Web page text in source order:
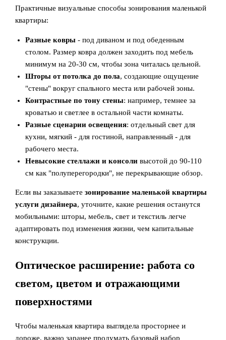
Практичные визуальные способы зонирования маленькой
квартиры:
Разные ковры - под диваном и под обеденным
столом. Размер ковра должен заходить под мебель
минимум на 20-30 см, чтобы зона читалась цельной.
Шторы от потолка до пола, создающие ощущение
"стены" вокруг спального места или рабочей зоны.
Контрастные по тону стены: например, темнее за
кроватью и светлее в остальной части комнаты.
Разные сценарии освещения: отдельный свет для
кухни, мягкий - для гостиной, направленный - для
рабочего места.
Невысокие стеллажи и консоли высотой до 90-110
см как "полуперегородки", не перекрывающие обзор.
Если вы заказываетезонирование маленькой квартиры
услуги дизайнера, уточните, какие решения останутся
мобильными: шторы, мебель, свет и текстиль легче
адаптировать под изменения жизни, чем капитальные
конструкции.
Оптическое расширение: работа со
светом, цветом и отражающими
поверхностями
Чтобы маленькая квартира выглядела просторнее и
дороже, важно заранее продумать базовый набор